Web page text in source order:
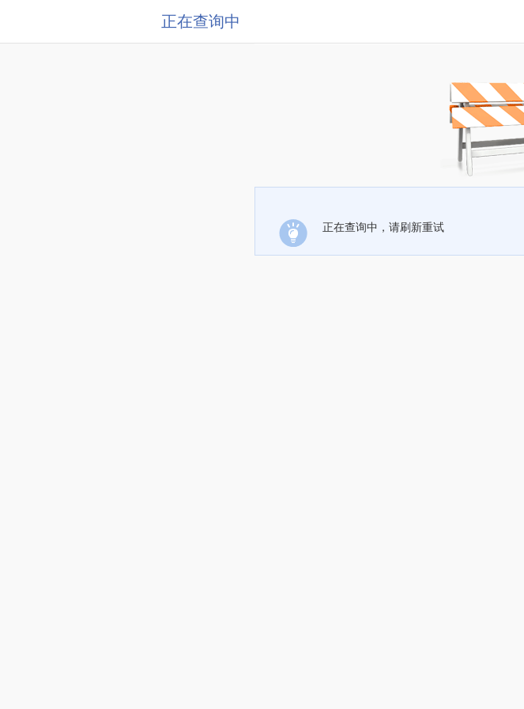
正在查询中
正在查询中，请刷新重试